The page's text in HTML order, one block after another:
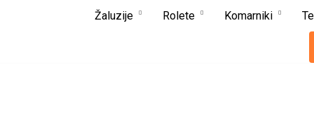
Žaluzije Rolete Komarniki
Kontakt